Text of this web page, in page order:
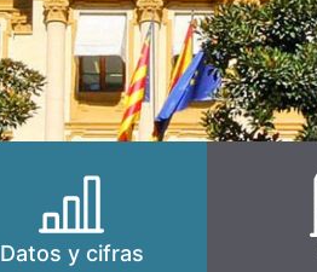
Datos y cifras